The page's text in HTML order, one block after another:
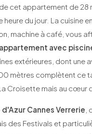
cet appartement de 28
heure du jour. La cuisine
machine à café, vous
appartement avec
extérieures, dont
mètres complètent ce
Croisette mais au cœur
Cannes Verrerie
des Festivals et